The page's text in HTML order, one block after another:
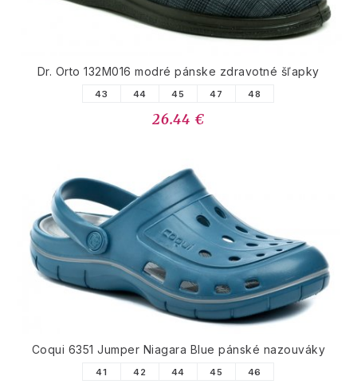
Dr. Orto 132M016 modré pánske zdravotné šľapky
43 44 45 47 48
26.44 €
Coqui 6351 Jumper Niagara Blue pánské nazouváky
41 42 44 45 46